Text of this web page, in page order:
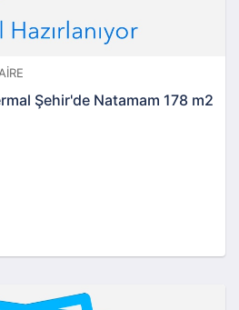
Şehir'de Natamam 178 m2